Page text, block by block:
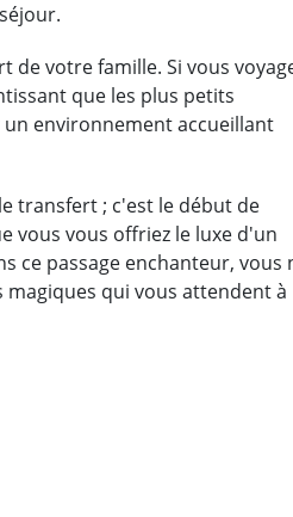
votre famille. Si vous
que les plus petits
environnement accueillant
transfert ; c'est le début de
vous vous offriez le luxe d'un
ce passage enchanteur, vous
qui vous attendent à